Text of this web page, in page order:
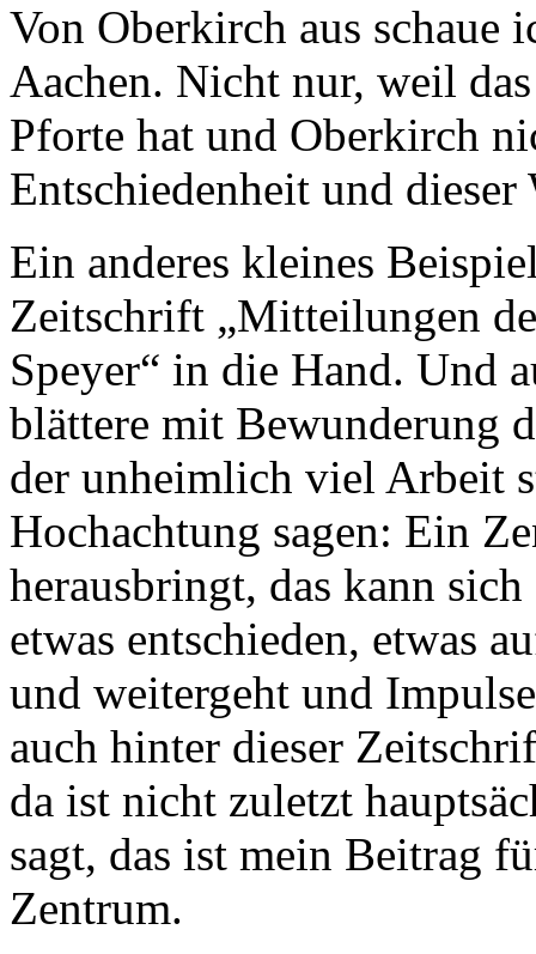
Von Oberkirch aus schaue
Aachen. Nicht nur, weil
Pforte hat und Oberkirch
Entschiedenheit und dieser
Ein anderes kleines
Zeitschrift „Mitteilungen
Speyer“ in die Hand. Und
blättere mit Bewunderung
der unheimlich viel Arbeit
Hochachtung sagen: Ein
herausbringt, das kann
etwas entschieden, etwas
und weitergeht und
auch hinter dieser
da ist nicht zuletzt
sagt, das ist mein Beitrag
Zentrum.